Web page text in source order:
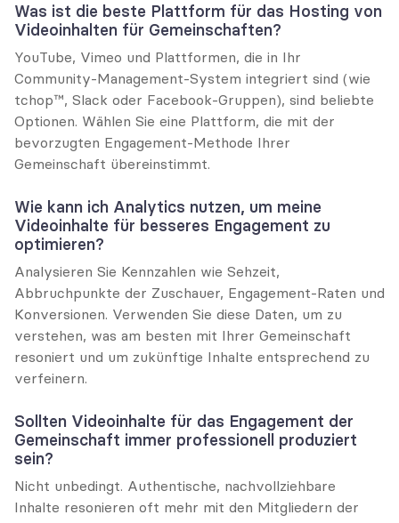
Was ist die beste Plattform für das Hosting von
Videoinhalten für Gemeinschaften?
YouTube, Vimeo und Plattformen, die in Ihr
Community-Management-System integriert sind (wie
tchop™, Slack oder Facebook-Gruppen), sind beliebte
Optionen. Wählen Sie eine Plattform, die mit der
bevorzugten Engagement-Methode Ihrer
Gemeinschaft übereinstimmt.
Wie kann ich Analytics nutzen, um meine
Videoinhalte für besseres Engagement zu
optimieren?
Analysieren Sie Kennzahlen wie Sehzeit,
Abbruchpunkte der Zuschauer, Engagement-Raten und
Konversionen. Verwenden Sie diese Daten, um zu
verstehen, was am besten mit Ihrer Gemeinschaft
resoniert und um zukünftige Inhalte entsprechend zu
verfeinern.
Sollten Videoinhalte für das Engagement der
Gemeinschaft immer professionell produziert
sein?
Nicht unbedingt. Authentische, nachvollziehbare
Inhalte resonieren oft mehr mit den Mitgliedern der